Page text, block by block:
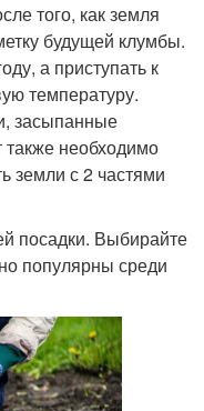
того, как земля
будущей клумбы.
а приступать к
температуру.
засыпанные
также необходимо
земли с 2 частями
посадки. Выбирайте
популярны среди